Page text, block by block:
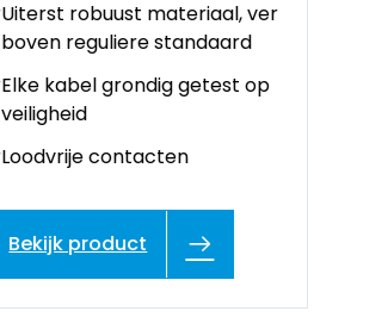
Uiterst robuust materiaal, ver
boven reguliere standaard
Elke kabel grondig getest op
veiligheid
Loodvrije contacten
Bekijk product